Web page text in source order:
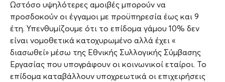
Ωστόσο υψηλότερες αμοιβές μπορούν να
προσδοκούν οι έγγαμοι με προϋπηρεσία έως και 9
έτη. Υπενθυμίζουμε ότι το επίδομα γάμου 10% δεν
είναι νομοθετικά κατοχυρωμένο αλλά έχει «
διασωθεί» μέσω της Εθνικής Συλλογικής Σύμβασης
Εργασίας που υπογράφουν οι κοινωνικοί εταίροι. Το
επίδομα καταβάλλουν υποχρεωτικά οι επιχειρήσεις